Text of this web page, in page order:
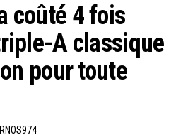
coûté 4 fois
A classique
pour toute